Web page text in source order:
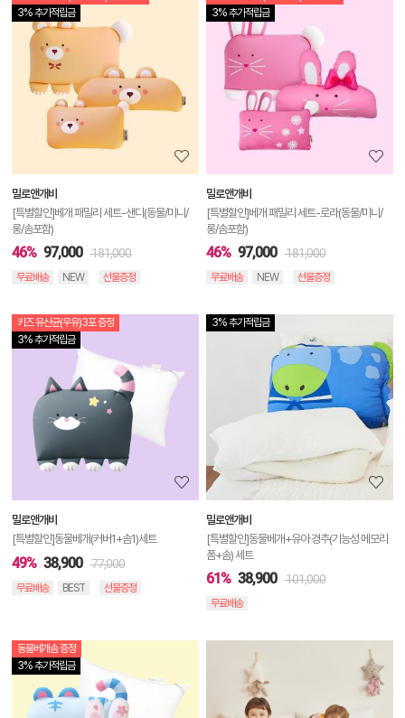
3% 추가적립금
보
기
밀로앤개비
[특별할인]베개 패밀리 세트-샌디(동물/미니/
롱/솜포함)
46% 97,000 181,000
무료배송 NEW 선물증정
3% 추가적립금
밀로앤개비
[특별할인]베개 패밀리 세트-로라(동물/미니/
롱/솜포함)
46% 97,000 181,000
무료배송 NEW 선물증정
3% 추가적립금
키즈 유산균(우유)3포 증정
상
정
보
보
기
밀로앤개비
[특별할인]동물베개(커버1+솜1)세트
49% 38,900 77,000
무료배송 BEST 선물증정
3% 추가적립금
밀로앤개비
[특별할인]동물베개+유아 경추(기능성 메모리
폼+솜) 세트
61% 38,900 101,000
무료배송
3% 추가적립금
동물베개솜 증정